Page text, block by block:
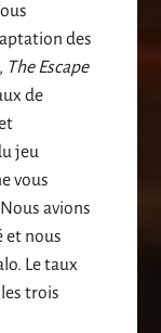
des
The Escape
de
jeu
vous
avions
et nous
Le taux
trois